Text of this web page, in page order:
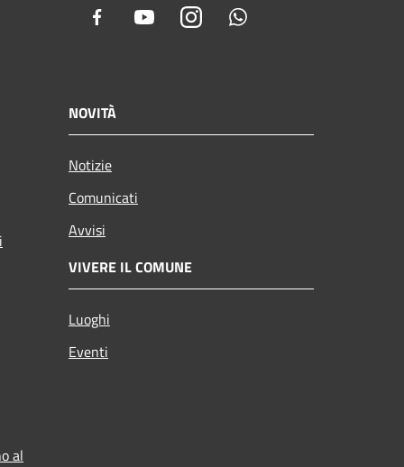
Facebook YoutubeInstagram
NOVITÀ
Notizie
Comunicati
Avvisi
VIVERE IL COMUNE
Luoghi
Eventi
al